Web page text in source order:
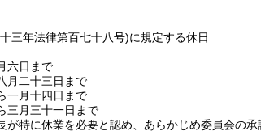
三年法律第百七十八号)に規定する休日
六日まで
月二十三日まで
一月十四日まで
三月三十一日まで
が特に休業を必要と認め、あらかじめ委員会の承